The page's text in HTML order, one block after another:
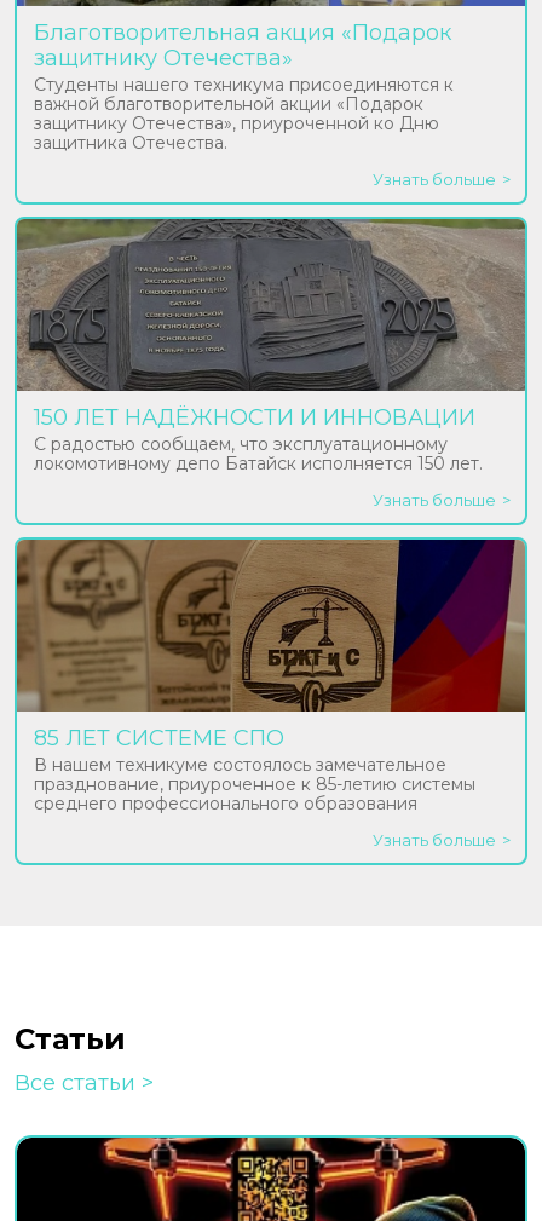
Благотворительная акция «Подарок
защитнику Отечества»
Студенты нашего техникума присоединяются к
важной благотворительной акции «Подарок
защитнику Отечества», приуроченной ко Дню
защитника Отечества.
Узнать больше
150 ЛЕТ НАДЁЖНОСТИ И ИННОВАЦИИ
С радостью сообщаем, что эксплуатационному
локомотивному депо Батайск исполняется 150 лет.
Узнать больше
85 ЛЕТ СИСТЕМЕ СПО
В нашем техникуме состоялось замечательное
празднование, приуроченное к 85-летию системы
среднего профессионального образования
Узнать больше
Статьи
Все статьи